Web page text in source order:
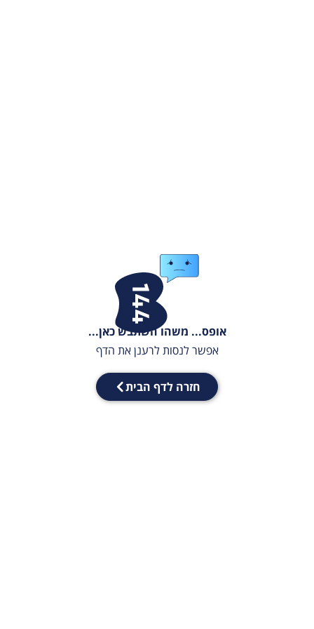
אופס... משהו השתבש כאן...
אפשר לנסות לרענן את הדף
חזרה לדף הבית